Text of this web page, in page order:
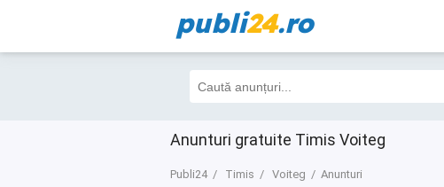
publi24.ro
Anunturi gratuite Timis Voiteg
Publi24 Timis Voiteg Anunturi
Filtre 2 Toate
26